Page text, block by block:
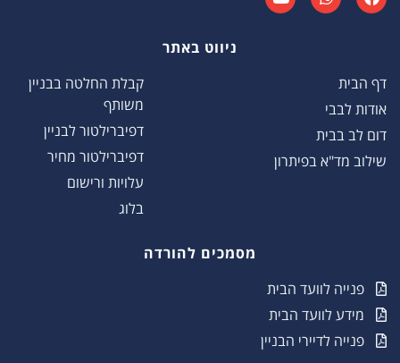
ניווט באתר
דף הבית
אודות לבבי
דום לב בבית
שילוב מד"א בפיתרון
קבלת החלטה בבניין
משותף
דפיברילטור לבניין
דפיברילטור מחיר
עלויות ורישום
בלוג
מסמכים להורדה
פנייה לוועד הבית
מידע לוועד הבית
פנייה לדיירי הבניין